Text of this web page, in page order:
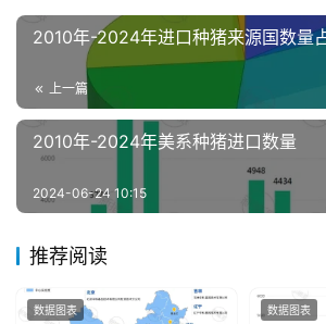
新
分
报
数
2010年-2024年进口种猪来源国数量
上一篇
2010年-2024年美系种猪进口数量
2024-06-24 10:15
推荐阅读
数据图表 数据图表